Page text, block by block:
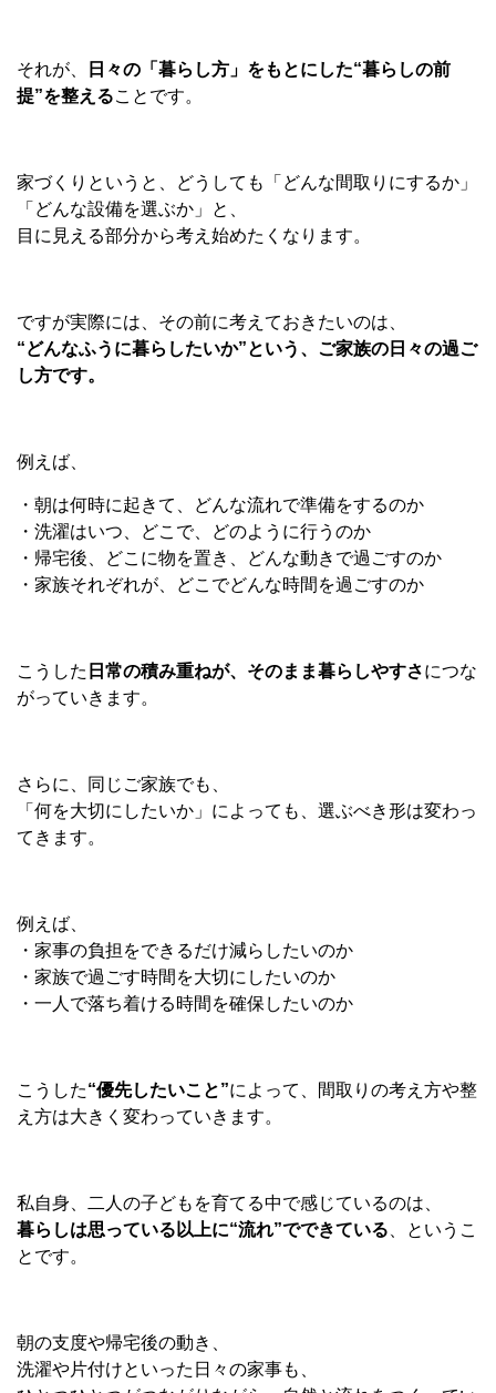
それが、 日々の「暮らし方」をもとにした“暮らしの前
提”を整えることです。
家づくりというと、どうしても「どんな間取りにするか」
「どんな設備を選ぶか」と、
目に見える部分から考え始めたくなります。
ですが実際には、その前に考えておきたいのは、
“どんなふうに暮らしたいか”という、ご家族の日々の過ご
し方です。
例えば、
・朝は何時に起きて、どんな流れで準備をするのか
・洗濯はいつ、どこで、どのように行うのか
・帰宅後、どこに物を置き、どんな動きで過ごすのか
・家族それぞれが、どこでどんな時間を過ごすのか
こうした 日常の積み重ねが、そのまま暮らしやすさにつな
がっていきます。
さらに、同じご家族でも、
「何を大切にしたいか」によっても、選ぶべき形は変わっ
てきます。
例えば、
・家事の負担をできるだけ減らしたいのか
・家族で過ごす時間を大切にしたいのか
・一人で落ち着ける時間を確保したいのか
こうした“優先したいこと”によって、間取りの考え方や整
え方は大きく変わっていきます。
私自身、二人の子どもを育てる中で感じているのは、
暮らしは思っている以上に“流れ”でできている 、というこ
とです。
朝の支度や帰宅後の動き、
洗濯や片付けといった日々の家事も、